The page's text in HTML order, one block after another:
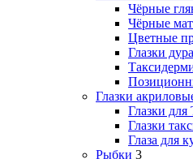
Чёрные
Чёрные
Цветные
Глазки
Глазки
Глазки для
Глазки
Глаза для
Рыбки 3